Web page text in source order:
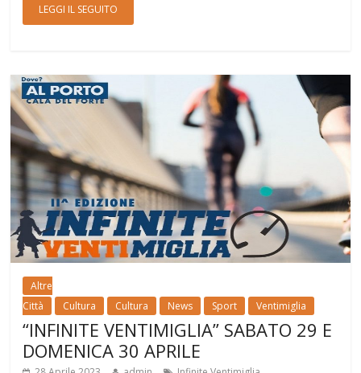
LEGGI IL SEGUITO
Altre
Città
Cultura Cultura News Sport Ventimiglia
“INFINITE VENTIMIGLIA” SABATO 29 E
DOMENICA 30 APRILE